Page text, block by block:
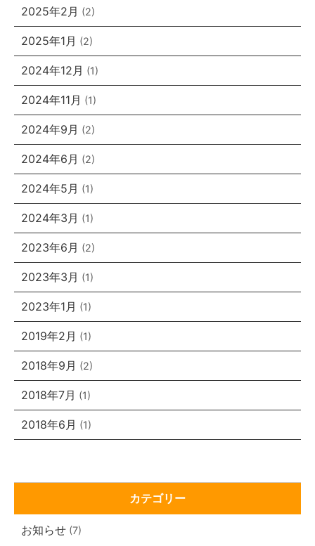
2025年2月 (2)
2025年1月 (2)
2024年12月 (1)
2024年11月 (1)
2024年9月 (2)
2024年6月 (2)
2024年5月 (1)
2024年3月 (1)
2023年6月 (2)
2023年3月 (1)
2023年1月 (1)
2019年2月 (1)
2018年9月 (2)
2018年7月 (1)
2018年6月 (1)
カテゴリー
お知らせ (7)